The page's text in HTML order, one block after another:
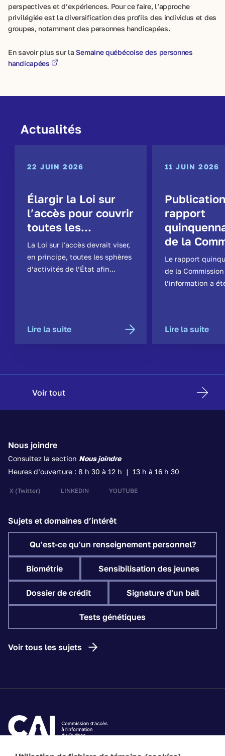
perspectives et d’expériences. Pour ce faire, l’approche
privilégiée est la diversification des profils des individus et des
groupes, notamment des personnes handicapées.
En savoir plus sur laSemaine québécoise des personnes
handicapées
Actualités
22 JUIN 2026
Élargir la Loi sur
l’accès pour couvrir
toutes les...
La Loi sur l’accès devrait viser,
en principe, toutes les sphères
d’activités de l’État afin...
Lire la suite
11 JUIN 2026
rapport
de la
Le rapport
de la Commission
l’information a
Lire la suite
Voir tout
Nous joindre
Consultez la section Nous joindre
Heures d’ouverture : 8 h 30 à 12 h | 13 h à 16 h 30
X (Twitter) LINKEDIN YOUTUBE
Sujets et domaines d’intérêt
Qu'est-ce qu'un renseignement personnel?
Biométrie Sensibilisation des jeunes
Dossier de crédit Signature d'un bail
Tests génétiques
Voir tous les sujets